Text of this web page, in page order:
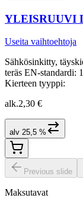
YLEISRUUVI
Useita vaihtoehtoja
Sähkösinkitty,
teräs EN-standardi:
Kierteen tyyppi:
alk.2,30 €
alv 25,5 %
Previous slide
Maksutavat